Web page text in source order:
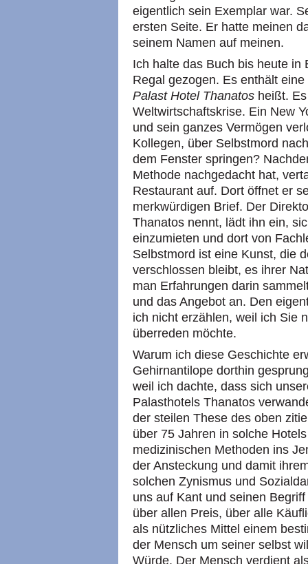
eigentlich sein Exemplar war.
ersten Seite. Er hatte meinen
seinem Namen auf meinen.
Ich halte das Buch bis heute in
Regal gezogen. Es enthält
Palast Hotel Thanatos heißt.
Weltwirtschaftskrise. Ein New
und sein ganzes Vermögen
Kollegen, über Selbstmord
dem Fenster springen?
Methode nachgedacht hat,
Restaurant auf. Dort öffnet er
merkwürdigen Brief. Der
Thanatos nennt, lädt ihn ein,
einzumieten und dort von
Selbstmord ist eine Kunst, die
verschlossen bleibt, es ihrer
man Erfahrungen darin
und das Angebot an. Den
ich nicht erzählen, weil ich Sie
überreden möchte.
Warum ich diese Geschichte
Gehirnantilope dorthin
weil ich dachte, dass sich
Palasthotels Thanatos
der steilen These des oben
über 75 Jahren in solche
medizinischen Methoden ins
der Ansteckung und damit
solchen Zynismus und
uns auf Kant und seinen
über allen Preis, über alle
als nützliches Mittel einem
der Mensch um seiner selbst
Würde. Der Mensch verdient